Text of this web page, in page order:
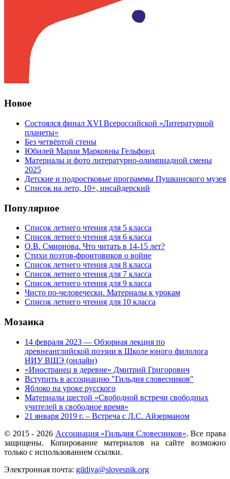
Новое
Состоялся финал XVI Всероссийской «Литературной
планеты»
Без четвёртой стены
Юбилей Марии Марковны Гельфонд
Материалы и фото литературно-олимпиадной смены
2025
Детские и подростковые программы Пушкинского музея
Список на лето, 10+, инсайдерский
Популярное
Список летнего чтения для 5 класса
Список летнего чтения для 6 класса
О.В. Смирнова. Что читать в 14-15 лет?
Стихи поэтов-фронтовиков о войне
Список летнего чтения для 8 класса
Список летнего чтения для 7 класса
Список летнего чтения для 9 класса
Чисто по-человечески. Материалы к урокам
Список летнего чтения для 10 класса
Мозаика
14 февраля 2023 — Обзорная лекция по
древнеанглийской поэзии в Школе юного филолога
НИУ ВШЭ (онлайн)
«Иностранец в деревне» Дмитрий Григорович
Вступить в ассоциацию "Гильдия словесников"
Яблоко на уроке русского
Материалы шестой «Свободной встречи свободных
учителей в свободное время»
21 января 2019 г. – Встреча с Л.С. Айзерманом
© 2015 - 2026 Ассоциация «Гильдия Словесников». Все права
защищены. Копирование материалов на сайте возможно
только с использованием ссылки.
Электронная почта: gildiya@slovesnik.org